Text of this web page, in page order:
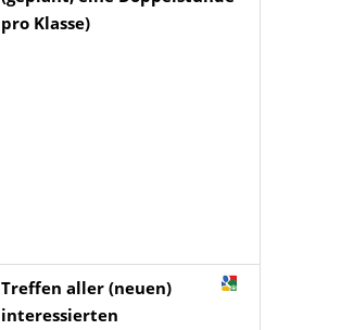
pro Klasse)
Treffen aller (neuen)
interessierten